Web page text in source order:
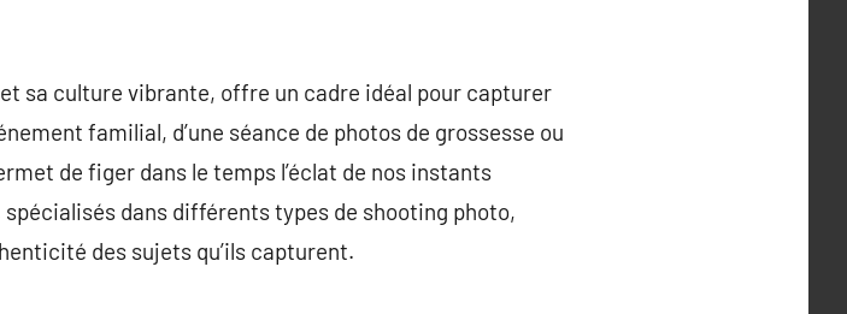
sa culture vibrante, offre un cadre idéal pour capturer
familial, d’une séance de photos de grossesse ou
de figer dans le temps l’éclat de nos instants
dans différents types de shooting photo,
des sujets qu’ils capturent.